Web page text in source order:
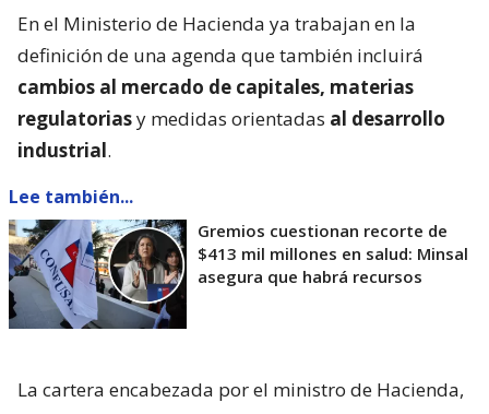
En el Ministerio de Hacienda ya trabajan en la
definición de una agenda que también incluirá
cambios al mercado de capitales, materias
regulatoriasy medidas orientadas al desarrollo
industrial.
Lee también...
Gremios cuestionan recorte de
$413 mil millones en salud: Minsal
asegura que habrá recursos
La cartera encabezada por el ministro de Hacienda,